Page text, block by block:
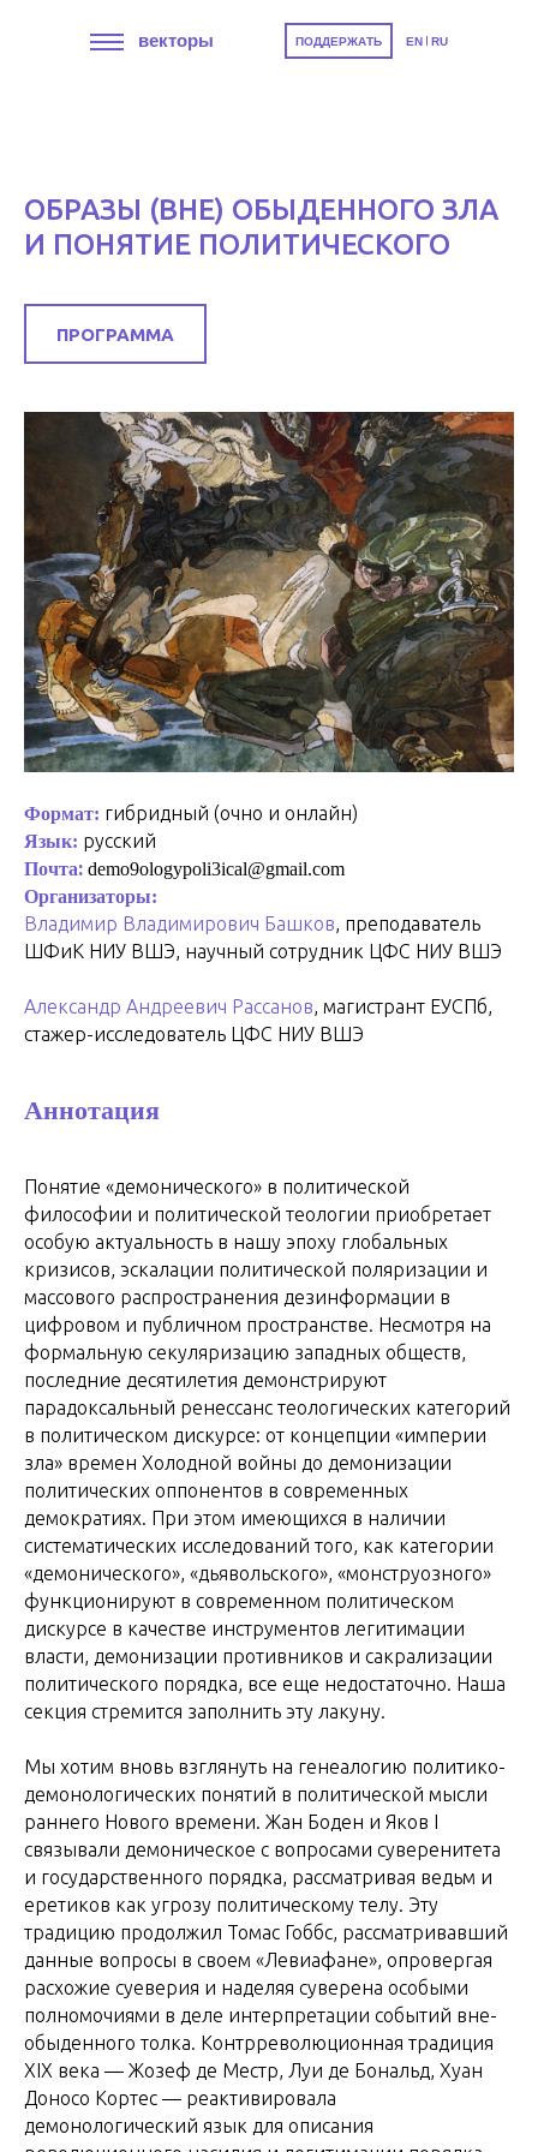
ПОДДЕРЖАТЬ
векторы RU
EN
ОБРАЗЫ (ВНЕ) ОБЫДЕННОГО ЗЛА
И ПОНЯТИЕ ПОЛИТИЧЕСКОГО
ПРОГРАММА
Формат: гибридный (очно и онлайн)
Язык: русский
Почта: demo9ologypoli3ical@gmail.com
Организаторы:
Владимир Владимирович Башков, преподаватель
ШФиК НИУ ВШЭ, научный сотрудник ЦФС НИУ ВШЭ
Александр Андреевич Рассанов, магистрант ЕУСПб,
стажер-исследователь ЦФС НИУ ВШЭ
Аннотация
Понятие «демонического» в политической
философии и политической теологии приобретает
особую актуальность в нашу эпоху глобальных
кризисов, эскалации политической поляризации и
массового распространения дезинформации в
цифровом и публичном пространстве. Несмотря на
формальную секуляризацию западных обществ,
последние десятилетия демонстрируют
парадоксальный ренессанс теологических категорий
в политическом дискурсе: от концепции «империи
зла» времен Холодной войны до демонизации
политических оппонентов в современных
демократиях. При этом имеющихся в наличии
систематических исследований того, как категории
«демонического», «дьявольского», «монструозного»
функционируют в современном политическом
дискурсе в качестве инструментов легитимации
власти, демонизации противников и сакрализации
политического порядка, все еще недостаточно. Наша
секция стремится заполнить эту лакуну.
Мы хотим вновь взглянуть на генеалогию политико-
демонологических понятий в политической мысли
раннего Нового времени. Жан Боден и Яков I
связывали демоническое с вопросами суверенитета
и государственного порядка, рассматривая ведьм и
еретиков как угрозу политическому телу. Эту
традицию продолжил Томас Гоббс, рассматривавший
данные вопросы в своем «Левиафане», опровергая
расхожие суеверия и наделяя суверена особыми
полномочиями в деле интерпретации событий вне-
обыденного толка. Контрреволюционная традиция
XIX века — Жозеф де Местр, Луи де Бональд, Хуан
Доносо Кортес — реактивировала
демонологический язык для описания